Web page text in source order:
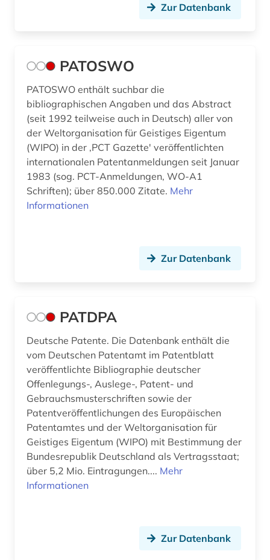
Zur Datenbank
PATOSWO
PATOSWO enthält suchbar die
bibliographischen Angaben und das Abstract
(seit 1992 teilweise auch in Deutsch) aller von
der Weltorganisation für Geistiges Eigentum
(WIPO) in der ,PCT Gazette' veröffentlichten
internationalen Patentanmeldungen seit Januar
1983 (sog. PCT-Anmeldungen, WO-A1
Schriften); über 850.000 Zitate. Mehr
Informationen
Zur Datenbank
PATDPA
Deutsche Patente. Die Datenbank enthält die
vom Deutschen Patentamt im Patentblatt
veröffentlichte Bibliographie deutscher
Offenlegungs-, Auslege-, Patent- und
Gebrauchsmusterschriften sowie der
Patentveröffentlichungen des Europäischen
Patentamtes und der Weltorganisation für
Geistiges Eigentum (WIPO) mit Bestimmung der
Bundesrepublik Deutschland als Vertragsstaat;
über 5,2 Mio. Eintragungen.... Mehr
Informationen
Zur Datenbank